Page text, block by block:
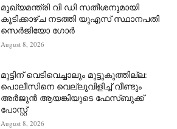
മുഖ്യമന്ത്രി വി ഡി സതീശനുമായി
കൂടിക്കാഴ്ച നടത്തി യുഎസ് സ്ഥാനപതി
സെര്‍ജിയോ ഗോര്‍
August 8, 2026
മുട്ടിന് വെടിവെച്ചാലും മുട്ടുകുത്തില്ല:
പൊലീസിനെ വെല്ലുവിളിച്ച് വീണ്ടും
അർജുൻ ആയങ്കിയുടെ ഫേസ്ബുക്ക്
പോസ്റ്റ്
August 8, 2026